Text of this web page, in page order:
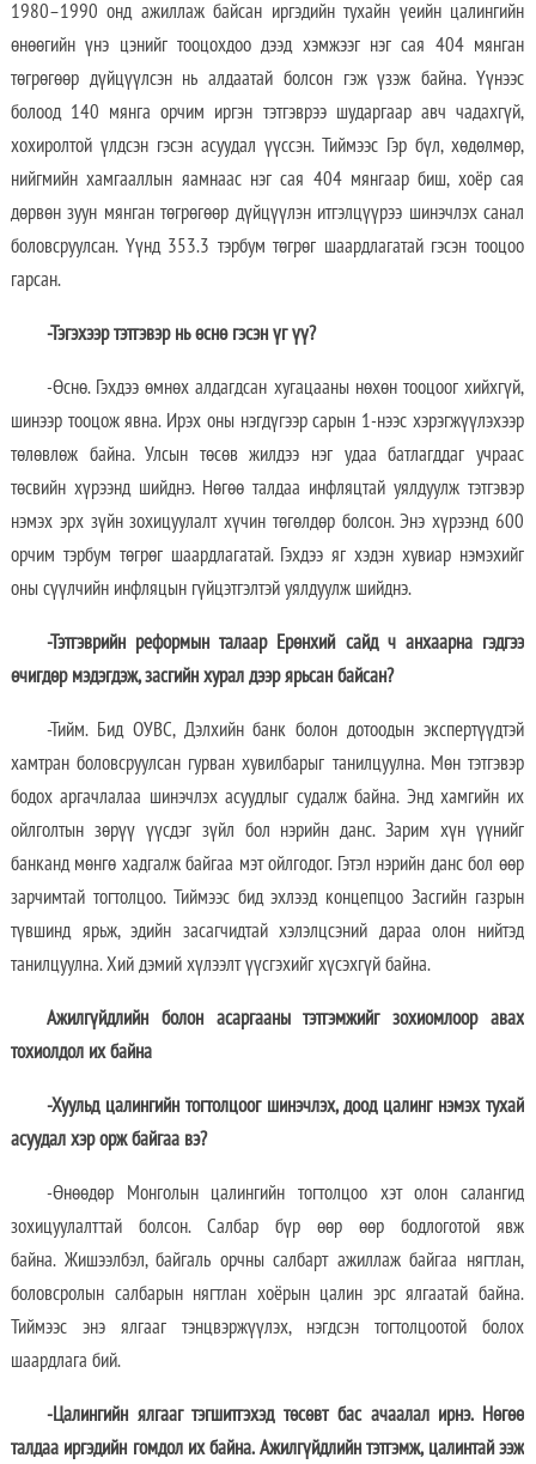
1980–1990 онд ажиллаж байсан иргэдийн тухайн үеийн цалингийн
өнөөгийн үнэ цэнийг тооцохдоо дээд хэмжээг нэг сая 404 мянган
төгрөгөөр дүйцүүлсэн нь алдаатай болсон гэж үзэж байна. Үүнээс
болоод 140 мянга орчим иргэн тэтгэврээ шударгаар авч чадахгүй,
хохиролтой үлдсэн гэсэн асуудал үүссэн. Тиймээс Гэр бүл, хөдөлмөр,
нийгмийн хамгааллын яамнаас нэг сая 404 мянгаар биш, хоёр сая
дөрвөн зуун мянган төгрөгөөр дүйцүүлэн итгэлцүүрээ шинэчлэх санал
боловсруулсан. Үүнд 353.3 тэрбум төгрөг шаардлагатай гэсэн тооцоо
гарсан.
-Тэгэхээр тэтгэвэр нь өснө гэсэн үг үү?
-Өснө. Гэхдээ өмнөх алдагдсан хугацааны нөхөн тооцоог хийхгүй,
шинээр тооцож явна. Ирэх оны нэгдүгээр сарын 1-нээс хэрэгжүүлэхээр
төлөвлөж байна. Улсын төсөв жилдээ нэг удаа батлагддаг учраас
төсвийн хүрээнд шийднэ. Нөгөө талдаа инфляцтай уялдуулж тэтгэвэр
нэмэх эрх зүйн зохицуулалт хүчин төгөлдөр болсон. Энэ хүрээнд 600
орчим тэрбум төгрөг шаардлагатай. Гэхдээ яг хэдэн хувиар нэмэхийг
оны сүүлчийн инфляцын гүйцэтгэлтэй уялдуулж шийднэ.
-Тэтгэврийн реформын талаар Ерөнхий сайд ч анхаарна гэдгээ
өчигдөр мэдэгдэж, засгийн хурал дээр ярьсан байсан?
-Тийм. Бид ОУВС, Дэлхийн банк болон дотоодын экспертүүдтэй
хамтран боловсруулсан гурван хувилбарыг танилцуулна. Мөн тэтгэвэр
бодох аргачлалаа шинэчлэх асуудлыг судалж байна. Энд хамгийн их
ойлголтын зөрүү үүсдэг зүйл бол нэрийн данс. Зарим хүн үүнийг
банканд мөнгө хадгалж байгаа мэт ойлгодог. Гэтэл нэрийн данс бол өөр
зарчимтай тогтолцоо. Тиймээс бид эхлээд концепцоо Засгийн газрын
түвшинд ярьж, эдийн засагчидтай хэлэлцсэний дараа олон нийтэд
танилцуулна. Хий дэмий хүлээлт үүсгэхийг хүсэхгүй байна.
Ажилгүйдлийн болон асаргааны тэтгэмжийг зохиомлоор авах
тохиолдол их байна
-Хуульд цалингийн тогтолцоог шинэчлэх, доод цалинг нэмэх тухай
асуудал хэр орж байгаа вэ?
-Өнөөдөр Монголын цалингийн тогтолцоо хэт олон салангид
зохицуулалттай болсон. Салбар бүр өөр өөр бодлоготой явж
байна. Жишээлбэл, байгаль орчны салбарт ажиллаж байгаа нягтлан,
боловсролын салбарын нягтлан хоёрын цалин эрс ялгаатай байна.
Тиймээс энэ ялгааг тэнцвэржүүлэх, нэгдсэн тогтолцоотой болох
шаардлага бий.
-Цалингийн ялгааг тэгшитгэхэд төсөвт бас ачаалал ирнэ. Нөгөө
талдаа иргэдийн гомдол их байна. Ажилгүйдлийн тэтгэмж, цалинтай ээж